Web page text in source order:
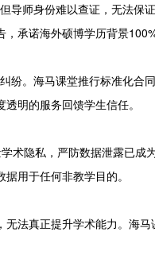
导师身份难以查证，无法
承诺海外硕博学历背景
纷。海马课堂推行标准化
明的服务回馈学生信任。
术隐私，严防数据泄露已
用于任何非教学目的。
法真正提升学术能力。海马